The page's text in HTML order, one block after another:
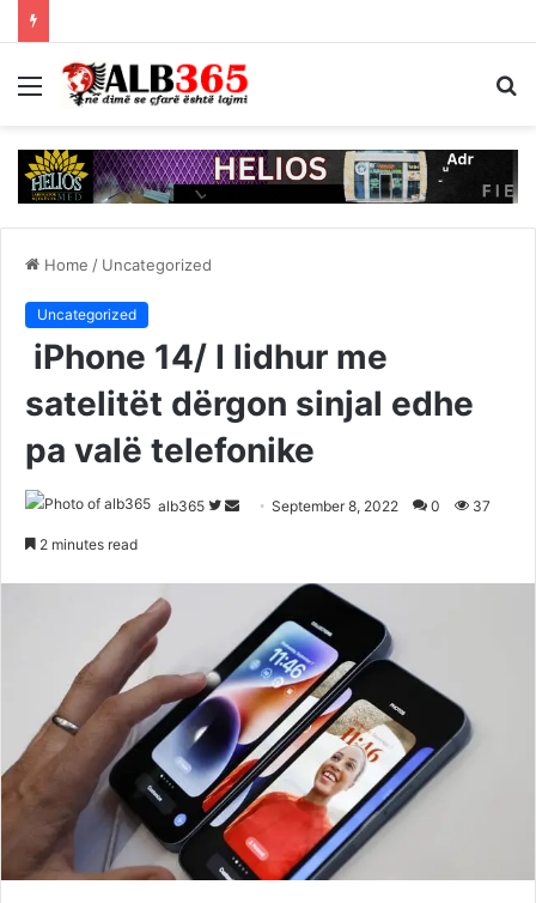
Menu
Home / Uncategorized
Uncategorized
iPhone 14/ I lidhur me
satelitët dërgon sinjal edhe
pa valë telefonike
alb365
Follow
Send September 8, 2022 0 37
2 minutes read